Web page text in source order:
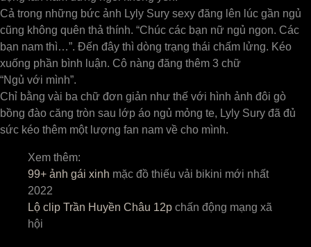
Cả trong những bức ảnh Lyly Sury sexy đăng lên lúc gần ngủ
cũng không quên thả thính. “Chúc các bạn nữ ngủ ngon. Các
bạn nam thì…”. Đến đây thì dòng trạng thái chấm lửng. Kéo
xuống phần bình luận. Cô nàng đăng thêm 3 chữ
“Ngủ với mình”.
Chỉ bằng vài ba chữ đơn giản như thế với hình ảnh đôi gò
bồng đào căng tròn sau lớp áo ngủ mỏng te, Lyly Sury đã đủ
sức kéo thêm một lượng fan nam về cho mình.
Xem thêm:
99+ ảnh gái xinh mặc đồ thiếu vải bikini mới nhất
2022
Lộ clip Trần Huyền Châu 12p chấn động mạng xã
hội